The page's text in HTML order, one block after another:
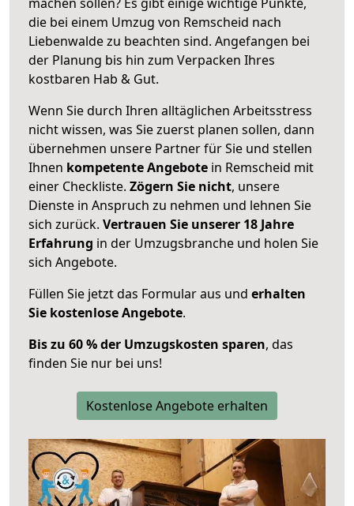
die bei einem Umzug von Remscheid nach
Liebenwalde zu beachten sind. Angefangen bei
der Planung bis hin zum Verpacken Ihres
kostbaren Hab & Gut.
Wenn Sie durch Ihren alltäglichen Arbeitsstress
nicht wissen, was Sie zuerst planen sollen, dann
übernehmen unsere Partner für Sie und stellen
Ihnen kompetente Angebote in Remscheid mit
einer Checkliste. Zögern Sie nicht, unsere
Dienste in Anspruch zu nehmen und lehnen Sie
sich zurück. Vertrauen Sie unserer 18 Jahre
Erfahrung in der Umzugsbranche und holen Sie
sich Angebote.
Füllen Sie jetzt das Formular aus und erhalten
Sie kostenlose Angebote.
Bis zu 60 % der Umzugskosten sparen, das
finden Sie nur bei uns!
Kostenlose Angebote erhalten